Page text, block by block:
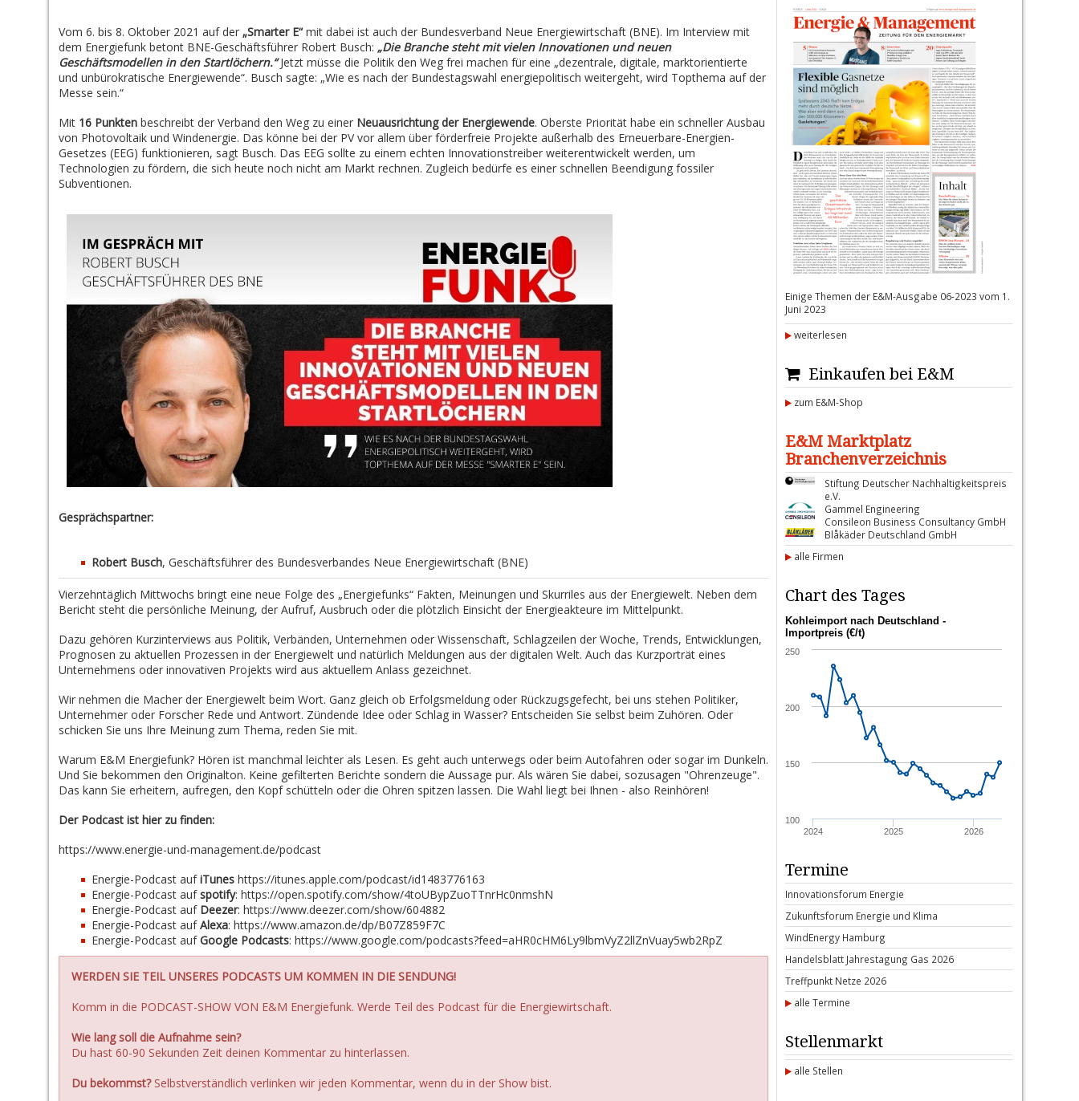
Vom 6. bis 8. Oktober 2021 auf der „Smarter E“mit dabei ist auch der Bundesverband Neue Energiewirtschaft (BNE). Im Interview mit
dem Energiefunk betont BNE-Geschäftsführer Robert Busch: „Die Branche steht mit vielen Innovationen und neuen
Geschäftsmodellen in den Startlöchern.“Jetzt müsse die Politik den Weg frei machen für eine „dezentrale, digitale, marktorientierte
und unbürokratische Energiewende“. Busch sagte: „Wie es nach der Bundestagswahl energiepolitisch weitergeht, wird Topthema auf der
Messe sein.“
Mit 16 Punktenbeschreibt der Verband den Weg zu einer Neuausrichtung der Energiewende. Oberste Priorität habe ein schneller Ausbau
von Photovoltaik und Windenergie. Das könne bei der PV vor allem über förderfreie Projekte außerhalb des Erneuerbare-Energien-
Gesetzes (EEG) funktionieren, sagt Busch. Das EEG sollte zu einem echten Innovationstreiber weiterentwickelt werden, um
Technologien zu fördern, die sich heute noch nicht am Markt rechnen. Zugleich bedürfe es einer schnellen Beendigung fossiler
Subventionen.
Gesprächspartner:
Robert Busch, Geschäftsführer des Bundesverbandes Neue Energiewirtschaft(BNE)
Vierzehntäglich Mittwochs bringt eine neue Folge des „Energiefunks“ Fakten, Meinungen und Skurriles aus der Energiewelt. Neben dem
Bericht steht die persönliche Meinung, der Aufruf, Ausbruch oder die plötzlich Einsicht der Energieakteure im Mittelpunkt.
Dazu gehören Kurzinterviews aus Politik, Verbänden, Unternehmen oder Wissenschaft, Schlagzeilen der Woche, Trends, Entwicklungen,
Prognosen zu aktuellen Prozessen in der Energiewelt und natürlich Meldungen aus der digitalen Welt. Auch das Kurzporträt eines
Unternehmens oder innovativen Projekts wird aus aktuellem Anlass gezeichnet.
Wir nehmen die Macher der Energiewelt beim Wort. Ganz gleich ob Erfolgsmeldung oder Rückzugsgefecht, bei uns stehen Politiker,
Unternehmer oder Forscher Rede und Antwort. Zündende Idee oder Schlag in Wasser? Entscheiden Sie selbst beim Zuhören. Oder
schicken Sie uns Ihre Meinung zum Thema, reden Sie mit.
Warum E&M Energiefunk? Hören ist manchmal leichter als Lesen. Es geht auch unterwegs oder beim Autofahren oder sogar im Dunkeln.
Und Sie bekommen den Originalton. Keine gefilterten Berichte sondern die Aussage pur. Als wären Sie dabei, sozusagen "Ohrenzeuge".
Das kann Sie erheitern, aufregen, den Kopf schütteln oder die Ohren spitzen lassen. Die Wahl liegt bei Ihnen - also Reinhören!
Der Podcast ist hier zu finden:
https://www.energie-und-management.de/podcast
Energie-Podcast aufiTunes https://itunes.apple.com/podcast/id1483776163
Energie-Podcast aufspotify: https://open.spotify.com/show/4toUBypZuoTTnrHc0nmshN
Energie-Podcast auf Deezer: https://www.deezer.com/show/604882
Energie-Podcast aufAlexa: https://www.amazon.de/dp/B07Z859F7C
Energie-Podcast aufGoogle Podcasts: https://www.google.com/podcasts?feed=aHR0cHM6Ly9lbmVyZ2llZnVuay5wb2RpZ
WERDEN SIE TEIL UNSERES PODCASTS UM KOMMEN IN DIE SENDUNG!
Komm in die PODCAST-SHOW VON E&M Energiefunk. Werde Teil des Podcast für die Energiewirtschaft.
Wie lang soll die Aufnahme sein?
Du hast 60-90 Sekunden Zeit deinen Kommentar zu hinterlassen.
Du bekommst?Selbstverständlich verlinken wir jeden Kommentar, wenn du in der Show bist.
Einige Themen der E&M-Ausgabe 06-2023 vom 1.
Juni 2023
weiterlesen
Einkaufen bei E&M
zum E&M-Shop
E&M Marktplatz
Branchenverzeichnis
Stiftung Deutscher Nachhaltigkeitspreis
e.V.
Gammel Engineering
Consileon Business Consultancy GmbH
Blåkäder Deutschland GmbH
alle Firmen
Chart des Tages
2024 2025 2026
100
150
200
250
Kohleimport nach Deutschland -
Importpreis (€/t)
Termine
In­no­va­ti­ons­forum En­er­gie
Zu­kunfts­forum En­er­gie und Kli­ma
Wind­E­n­er­gy Ham­burg
Han­dels­blatt Jah­res­ta­gung Gas 2026
Treff­punkt Net­ze 2026
alle Termine
Stellenmarkt
alle Stellen